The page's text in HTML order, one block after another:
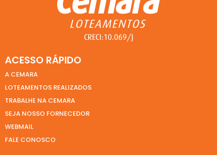
ACESSO RÁPIDO
A CEMARA
LOTEAMENTOS REALIZADOS
TRABALHE NA CEMARA
SEJA NOSSO FORNECEDOR
WEBMAIL
FALE CONOSCO